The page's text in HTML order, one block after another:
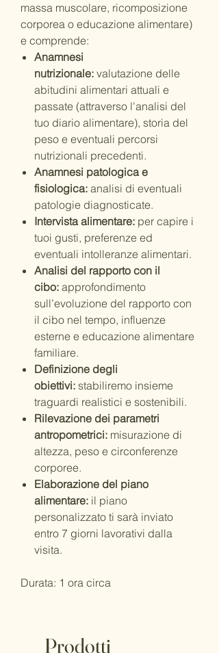
massa muscolare, ricomposizione
corporea o educazione alimentare)
e comprende:
Anamnesi
nutrizionale: valutazione delle
abitudini alimentari attuali e
passate (attraverso l'analisi del
tuo diario alimentare), storia del
peso e eventuali percorsi
nutrizionali precedenti.
Anamnesi patologica e
fisiologica: analisi di eventuali
patologie diagnosticate.
Intervista alimentare: per capire i
tuoi gusti, preferenze ed
eventuali intolleranze alimentari.
Analisi del rapporto con il
cibo: approfondimento
sull’evoluzione del rapporto con
il cibo nel tempo, influenze
esterne e educazione alimentare
familiare.
Definizione degli
obiettivi: stabiliremo insieme
traguardi realistici e sostenibili.
Rilevazione dei parametri
antropometrici: misurazione di
altezza, peso e circonferenze
corporee.
Elaborazione del piano
alimentare: il piano
personalizzato ti sarà inviato
entro 7 giorni lavorativi dalla
visita.
Durata: 1 ora circa
Prodotti